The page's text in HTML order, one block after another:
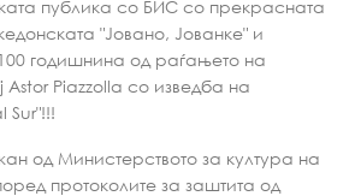
публика со БИС со прекрасната
"Јовано, Јованке" и
годишнина од раѓањето на
Astor Piazzolla со изведба на
Sur"!!!
од Министерството за култура на
протоколите за заштита од